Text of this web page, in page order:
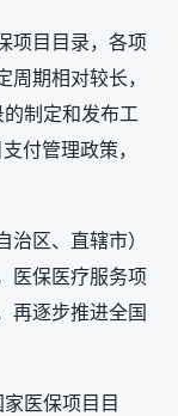
项目目录，各项
周期相对较长，
制定和发布工
付管理政策，
治区、直辖市）
医保医疗服务项
再逐步推进全国
医保项目目